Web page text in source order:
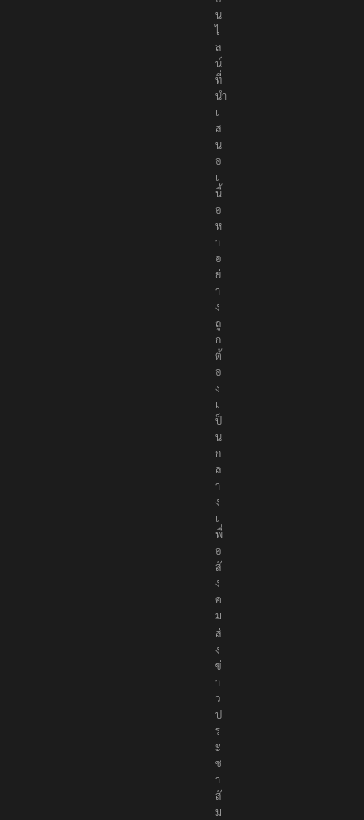
น
ไ
ล
น์
ที่
นำ
เ
ส
น
อ
เ
นื้
อ
ห
า
อ
ย่
า
ง
ถู
ก
ต้
อ
ง
เ
ป็
น
ก
ล
า
ง
เ
พื่
อ
สั
ง
ค
ม
ส่
ง
ข่
า
ว
ป
ร
ะ
ช
า
สั
ม